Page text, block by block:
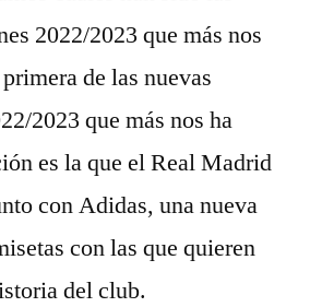
2022/2023 que más nos
de las nuevas
2023 que más nos ha
es la que el Real Madrid
con Adidas, una nueva
con las que quieren
del club.